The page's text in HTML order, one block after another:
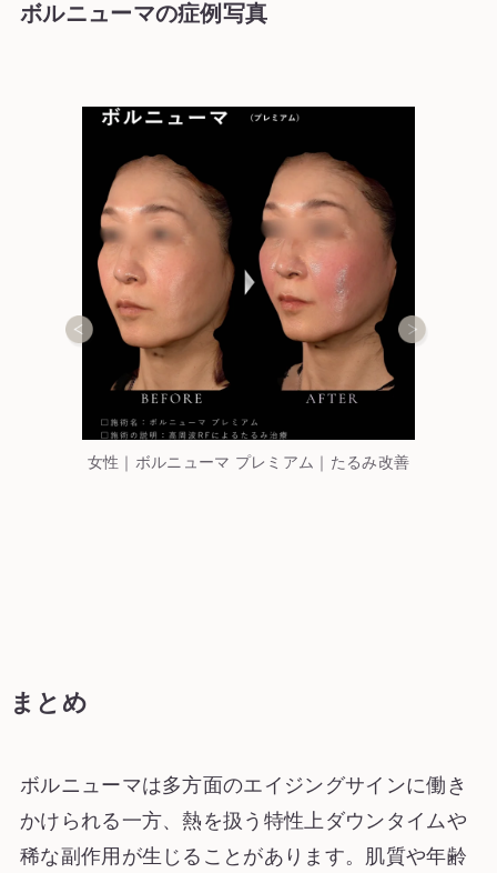
ボルニューマの症例写真
女性｜ボルニューマ プレミアム｜たるみ改善
まとめ
ボルニューマは多方面のエイジングサインに働き
かけられる一方、熱を扱う特性上ダウンタイムや
稀な副作用が生じることがあります。肌質や年齢